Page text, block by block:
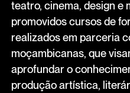
teatro, cinema, design e
promovidos cursos de
realizados em parceria
moçambicanas, que
aprofundar o
produção artística,